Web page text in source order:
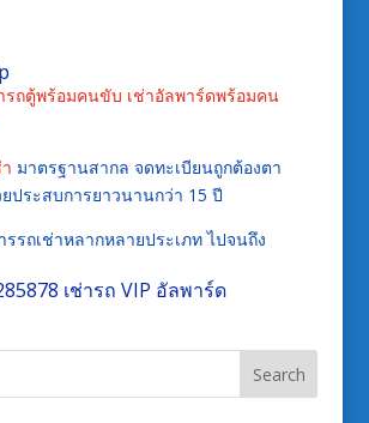
รถตู้พร้อมคนขับ เช่าอัลพาร์ดพร้อมคน
มาตรฐานสากล จดทะเบียนถูกต้องตา
ประสบการยาวนานกว่า 15 ปี
รถเช่าหลากหลายประเภท ไปจนถึง
เช่ารถ VIP อัลพาร์ด